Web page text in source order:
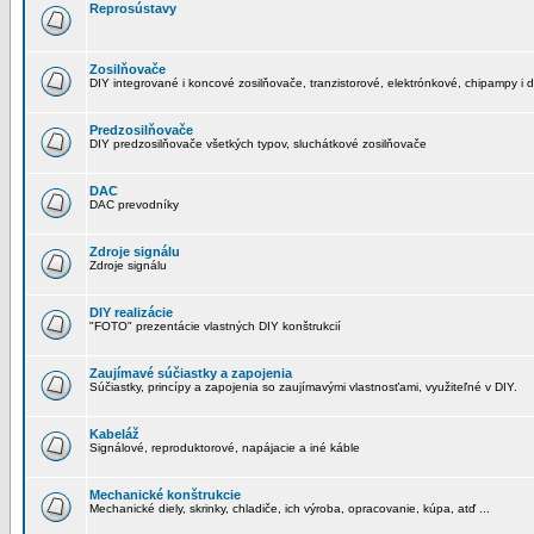
Reprosústavy
Zosilňovače
DIY integrované i koncové zosilňovače, tranzistorové, elektrónkové, chipampy i
Predzosilňovače
DIY predzosilňovače všetkých typov, sluchátkové zosilňovače
DAC
DAC prevodníky
Zdroje signálu
Zdroje signálu
DIY realizácie
"FOTO" prezentácie vlastných DIY konštrukcií
Zaujímavé súčiastky a zapojenia
Súčiastky, princípy a zapojenia so zaujímavými vlastnosťami, využiteľné v DIY.
Kabeláž
Signálové, reproduktorové, napájacie a iné káble
Mechanické konštrukcie
Mechanické diely, skrinky, chladiče, ich výroba, opracovanie, kúpa, atď ...